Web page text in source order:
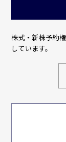
株式・新株予約
しています。